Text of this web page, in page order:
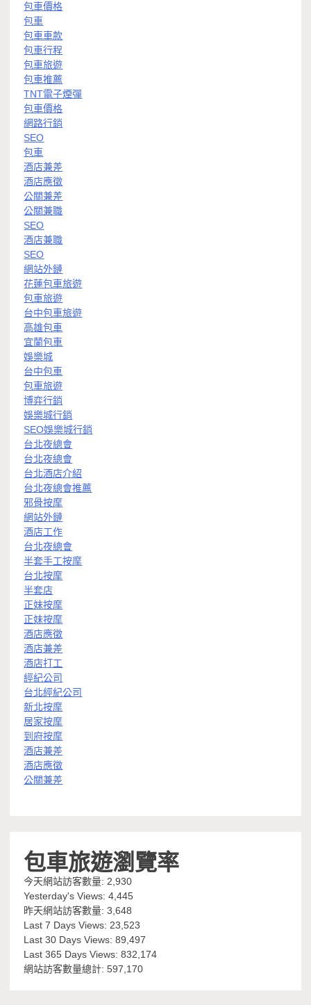
包車價格
包車
包車車款
包車行程
包車旅遊
包車推薦
TNT電子煙彈
包車價格
網路行銷
SEO
包車
酒店兼差
酒店應徵
公關兼差
公關兼職
SEO
酒店兼職
SEO
網站外鏈
花蓮包車旅遊
包車旅遊
台中包車旅遊
高雄包車
宜蘭包車
娛樂城
台中包車
包車旅遊
博弈行銷
娛樂城行銷
SEO娛樂城行銷
台北夜總會
台北夜總會
台北酒店介紹
台北夜總會推薦
邪骨按摩
網站外鏈
酒店工作
台北夜總會
半套手工按摩
台北按摩
半套店
正妹按摩
正妹按摩
酒店應徵
酒店兼差
酒店打工
經紀公司
台北經紀公司
新北按摩
居家按摩
到府按摩
酒店兼差
酒店應徵
公關兼差
包車旅遊瀏覽率
今天網站訪客數量: 2,930
Yesterday's Views:4,445
昨天網站訪客數量:3,648
Last 7 Days Views: 23,523
Last 30 Days Views:89,497
Last 365 Days Views:832,174
網站訪客數量總計:597,170